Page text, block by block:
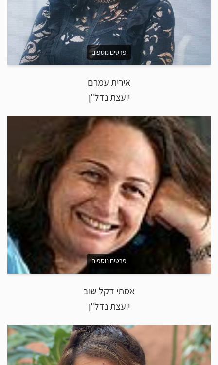
פרטים נוספים
אירית עמרם
יועצת נדל"ן
פרטים נוספים
אסתי דקל שוב
יועצת נדל"ן